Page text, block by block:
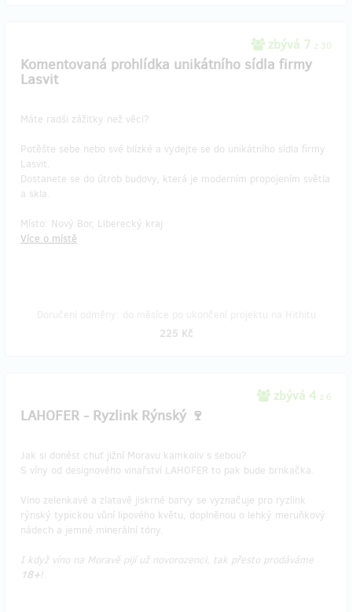
zbývá 7 z 30
Komentovaná prohlídka unikátního sídla firmy
Lasvit
Máte radši zážitky než věci?
Potěšte sebe nebo své blízké a vydejte se do unikátního sídla firmy
Lasvit.
Dostanete se do útrob budovy, která je moderním propojením světla
a skla.
Místo: Nový Bor, Liberecký kraj
Více o místě
225 Kč
zbývá 4 z 6
LAHOFER - Ryzlink Rýnský 🍷
Jak si donést chuť jižní Moravu kamkoliv s sebou?
S víny od designového vinařství LAHOFER to pak bude brnkačka.
Víno zelenkavé a zlatavě jiskrné barvy se vyznačuje pro ryzlink
rýnský typickou vůní lipového květu, doplněnou o lehký meruňkový
nádech a jemné minerální tóny.
I když víno na Moravě pijí už novorozenci, tak přesto prodáváme
18+!